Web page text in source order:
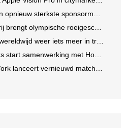
sterkste sponsormerk, PostNL daalt
roeigeschiedenis tot leven voor WK Roeien
weer iets meer in trek
samenwerking met House of Cars
matchingplatform voor nieuwkomers en werkgevers